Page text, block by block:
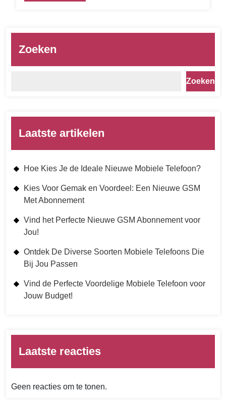
Zoeken
Zoeken
Laatste artikelen
Hoe Kies Je de Ideale Nieuwe Mobiele Telefoon?
Kies Voor Gemak en Voordeel: Een Nieuwe GSM
Met Abonnement
Vind het Perfecte Nieuwe GSM Abonnement voor
Jou!
Ontdek De Diverse Soorten Mobiele Telefoons Die
Bij Jou Passen
Vind de Perfecte Voordelige Mobiele Telefoon voor
Jouw Budget!
Laatste reacties
Geen reacties om te tonen.